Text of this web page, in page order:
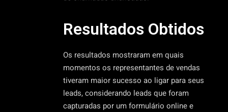
Resultados Obtidos
Os resultados mostraram em quais
momentos os representantes de vendas
tiveram maior sucesso ao ligar para seus
leads, considerando leads que foram
capturadas por um formulário online e